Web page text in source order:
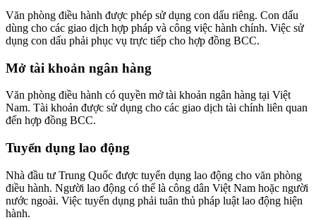
Văn phòng điều hành được phép sử dụng con dấu riêng. Con dấu
dùng cho các giao dịch hợp pháp và công việc hành chính. Việc sử
dụng con dấu phải phục vụ trực tiếp cho hợp đồng BCC.
Mở tài khoản ngân hàng
Văn phòng điều hành có quyền mở tài khoản ngân hàng tại Việt
Nam. Tài khoản được sử dụng cho các giao dịch tài chính liên quan
đến hợp đồng BCC.
Tuyển dụng lao động
Nhà đầu tư Trung Quốc được tuyển dụng lao động cho văn phòng
điều hành. Người lao động có thể là công dân Việt Nam hoặc người
nước ngoài. Việc tuyển dụng phải tuân thủ pháp luật lao động hiện
hành.